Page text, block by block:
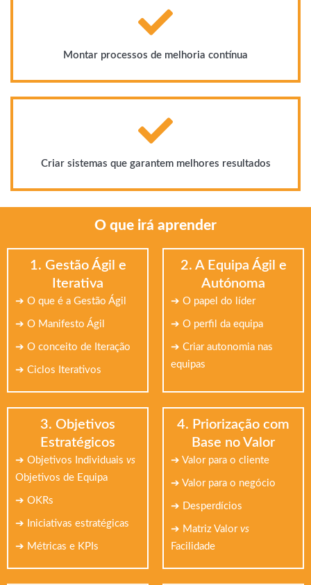
Montar processos de melhoria contínua
Criar sistemas que garantem melhores resultados
O que irá aprender
1. Gestão Ágil e
Iterativa
➔ O que é a Gestão Ágil
➔ O Manifesto Ágil
➔ O conceito de Iteração
➔ Ciclos Iterativos
2. A Equipa Ágil e
Autónoma
➔ O papel do líder
➔ O perfil da equipa
➔ Criar autonomia nas
equipas
3. Objetivos
Estratégicos
➔ Objetivos Individuais vs
Objetivos de Equipa
➔ OKRs
➔ Iniciativas estratégicas
➔ Métricas e KPIs
4. Priorização com
Base no Valor
➔ Valor para o cliente
➔ Valor para o negócio
➔ Desperdícios
➔ Matriz Valor vs
Facilidade